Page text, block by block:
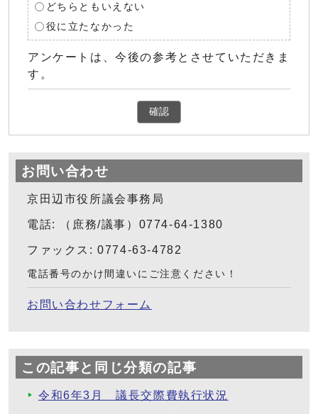
どちらともいえない
役に立たなかった
アンケートは、今後の参考とさせていただきま
す。
確認
お問い合わせ
京田辺市役所議会事務局
電話: （庶務/議事）0774-64-1380
ファックス: 0774-63-4782
電話番号のかけ間違いにご注意ください！
お問い合わせフォーム
この記事と同じ分類の記事
令和6年3月 議長交際費執行状況